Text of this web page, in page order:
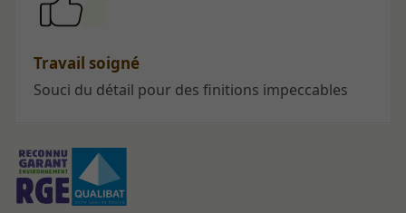
Travail soigné
Souci du détail pour des finitions impeccables